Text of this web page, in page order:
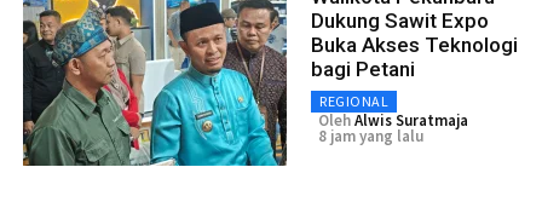
Dukung Sawit Expo
Buka Akses Teknologi
bagi Petani
REGIONAL
OlehAlwis Suratmaja
8 jam yang lalu